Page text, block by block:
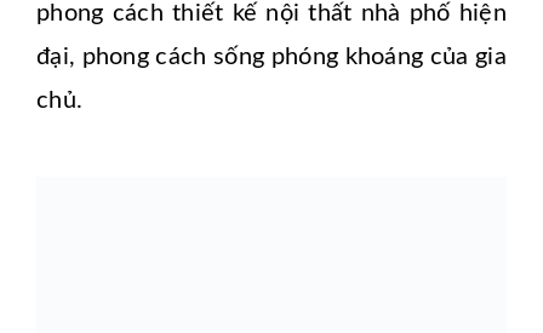
phong cách thiết kế nội thất nhà phố hiện
đại, phong cách sống phóng khoáng của gia
chủ.